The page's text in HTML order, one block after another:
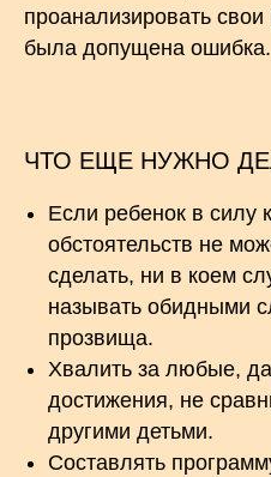
проанализировать
была допущена ошибка.
ЧТО ЕЩЕ НУЖНО
Если ребенок в силу
обстоятельств не
сделать, ни в коем
называть обидными
прозвища.
Хвалить за любые,
достижения, не
другими детьми.
Составлять